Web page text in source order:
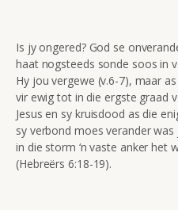
Is jy ongered? God se
haat nogsteeds sonde soos in
Hy jou vergewe (v.6-7), maar
vir ewig tot in die ergste graad
Jesus en sy kruisdood as die
sy verbond moes verander
in die storm ‘n vaste anker het
(Hebreërs 6:18-19).